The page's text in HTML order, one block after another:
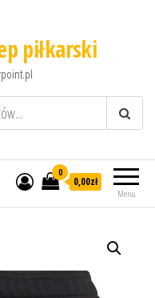
piłkarski
Menu
0
0,00zł